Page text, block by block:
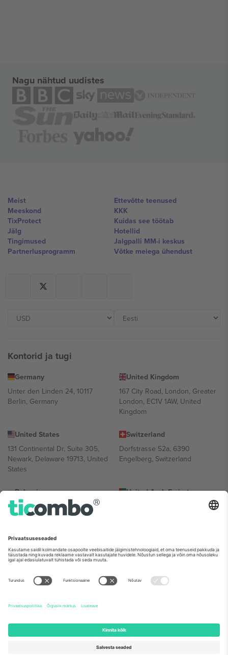
Nagu nähtud uudistes
Meist
Meeskond
TixProtect
Jälg
Tingimused
Partnerlusprogramm
Ettevõtte teenused
KKK
Kuidas see töötab
Hotellid
Jalgpalli MM-i keskus
Võtke meiega ühendust
Kontorid ja tugi
Germany
Unter den Linden 24, 10117
Berlin, Germany
United Kingdom
167 City Road, London, Greater
London, EC1V 1AW, United
Kingdom
United States
131 Continental Dr, Suite 305,
Newark, Delaware 19713, United
States
Switzerland
Dorfstrasse 52a, 6390
Engelberg, Switzerland
Bulgaria
Regus Sofia City West, bul
Totleben 53-55, 1606 Sofia,
United Arab Emirates
UAE Dubai Silicon Oasis, DDP
Mexico
Av Chapultepec 360, Roma
Norte, Cuauhtémoc, 06700
Ciudad de México, CDMX,
sündmusest ja/või domeenist. Detailide jaoks vaata konkreetse
sündmuse lehte, impressumit ja tingimusi.,
2026 Ticombo. Kõik õigused kaitstud.